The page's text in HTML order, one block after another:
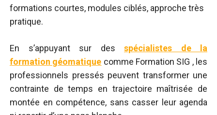
formations courtes, modules ciblés, approche très
pratique.
En s’appuyant sur des spécialistes de la
formation géomatique comme Formation SIG , les
professionnels pressés peuvent transformer une
contrainte de temps en trajectoire maîtrisée de
montée en compétence, sans casser leur agenda